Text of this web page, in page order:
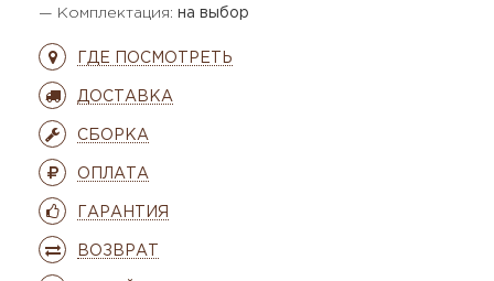
— Комплектация: на выбор
ГДЕ ПОСМОТРЕТЬ
ДОСТАВКА
СБОРКА
ОПЛАТА
ГАРАНТИЯ
ВОЗВРАТ